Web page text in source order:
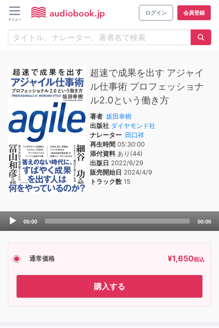
ログイン 会員登録
超速で成果を出す アジャイ
ル仕事術 プロフェッショナ
ル2.0という働き方
著者 坂田幸樹
出版社 ダイヤモンド社
ナレーター 田口祥
再生時間 05:30:00
添付資料あり(44)
出版日 2022/6/29
販売開始日 2024/4/9
トラック数 15
Audio
00:00 00:00
通常価格 ¥1,650税込
購入する